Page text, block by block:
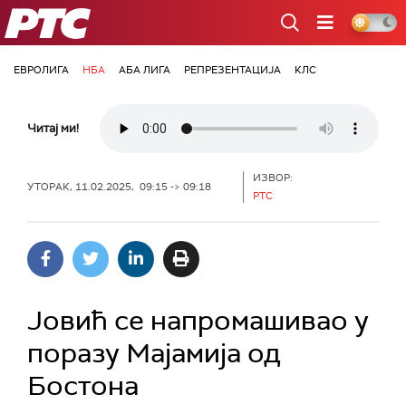
РТС
ЕВРОЛИГА НБА АБА ЛИГА РЕПРЕЗЕНТАЦИЈА КЛС
Читај ми!
УТОРАК, 11.02.2025, 09:15 -> 09:18
ИЗВОР:
РТС
Јовић се напромашивао у
поразу Мајамија од
Бостона